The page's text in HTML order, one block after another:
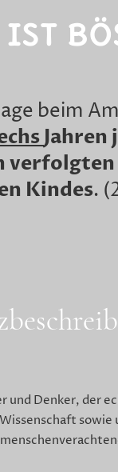
beim
Jahren
verfolgten
Kindes.
und Denker, der
sowie